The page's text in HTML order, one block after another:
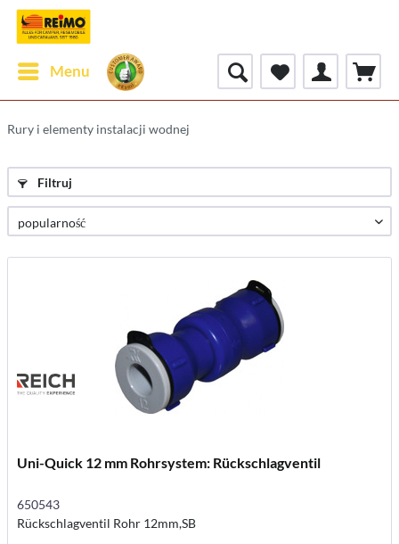
Menu
Rury i elementy instalacji wodnej
Filtruj
Uni-Quick 12 mm Rohrsystem: Rückschlagventil
650543
Rückschlagventil Rohr 12mm,SB